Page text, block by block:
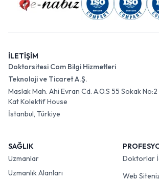
İLETİŞİM
Doktorsitesi Com Bilgi Hizmetleri
Teknoloji ve Ticaret A.Ş.
Maslak Mah. Ahi Evran Cd. A.O.S 55 Sokak
Kat Kolektif House
İstanbul, Türkiye
SAĞLIK
Uzmanlar
Uzmanlık Alanları
Doktorlar
Web